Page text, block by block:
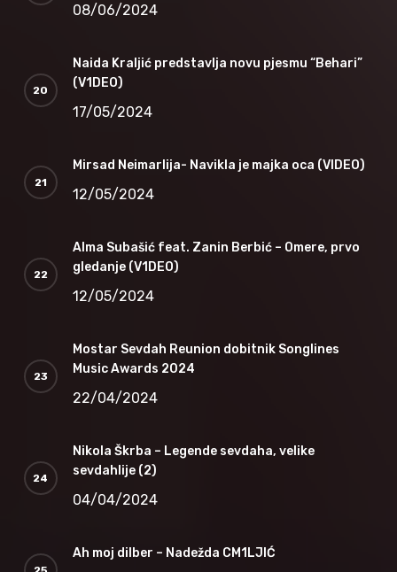
08/06/2024
Naida Kraljić predstavlja novu pjesmu “Behari”
(V1DEO)
17/05/2024
Mirsad Neimarlija- Navikla je majka oca (VIDEO)
12/05/2024
Alma Subašić feat. Zanin Berbić – Omere, prvo
gledanje (V1DEO)
12/05/2024
Mostar Sevdah Reunion dobitnik Songlines
Music Awards 2024
22/04/2024
Nikola Škrba – Legende sevdaha, velike
sevdahlije (2)
04/04/2024
Ah moj dilber – Nadežda CM1LJIĆ